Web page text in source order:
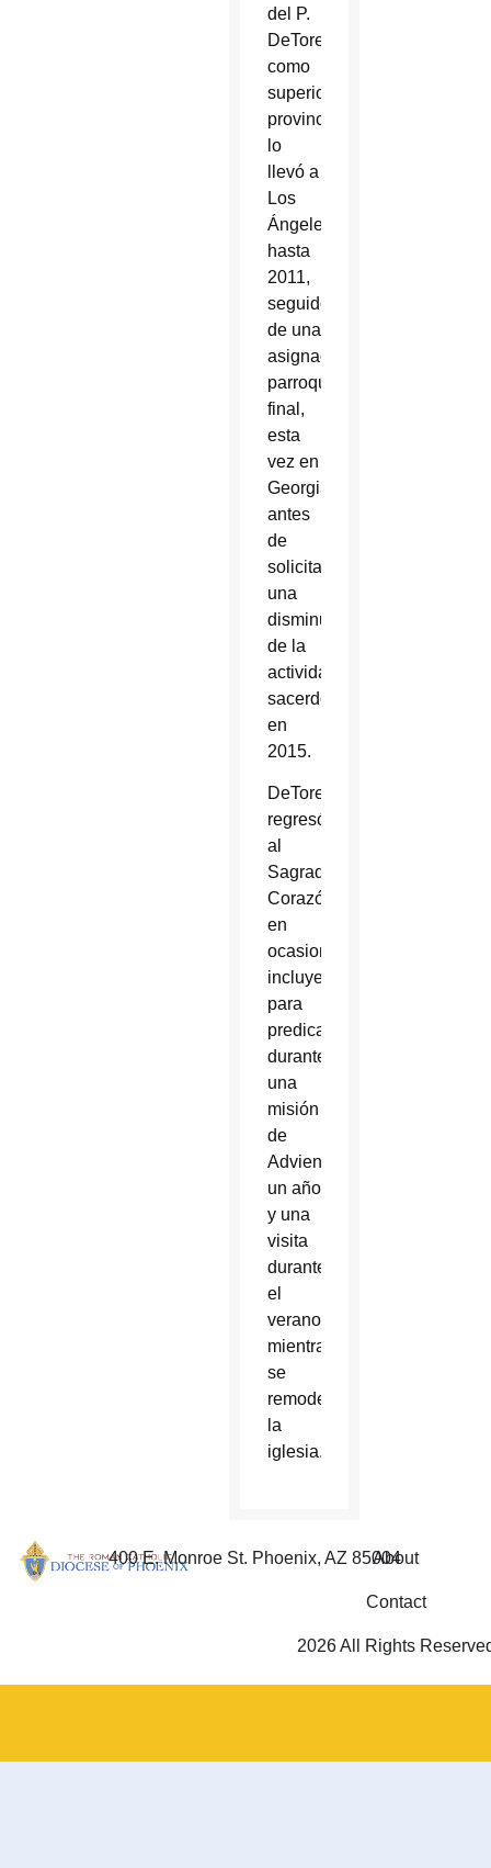
del P.
DeTore
como
superior
provincial
lo
llevó a
Los
Ángeles
hasta
2011,
seguido
de una
asignación
parroquial
final,
esta
vez en
Georgia,
antes
de
solicitar
una
disminución
de la
actividad
sacerdotal
en
2015.
DeTore
regresó
al
Sagrado
Corazón
en
ocasiones,
incluyendo
para
predicar
durante
una
misión
de
Adviento
un año
y una
visita
durante
el
verano
mientras
se
remodelaba
la
iglesia.
400 E. Monroe St. Phoenix, AZ 85004
About
Contact
2026 All Rights